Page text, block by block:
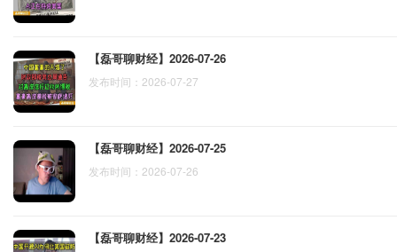
【磊哥聊财经】2026-07-26
发布时间：2026-07-27
【磊哥聊财经】2026-07-25
发布时间：2026-07-26
【磊哥聊财经】2026-07-23